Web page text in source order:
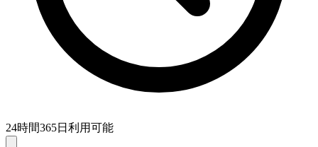
24時間365日利用可能